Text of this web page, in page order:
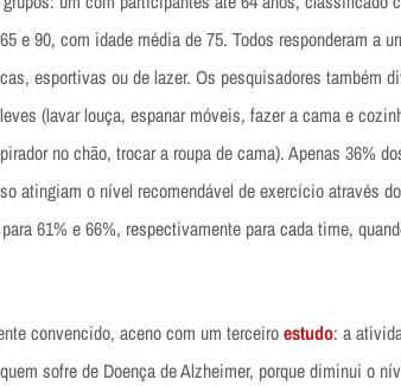
e 90, com idade média de 75. Todos responderam a
esportivas ou de lazer. Os pesquisadores também
(lavar louça, espanar móveis, fazer a cama e
no chão, trocar a roupa de cama). Apenas 36%
atingiam o nível recomendável de exercício através
61% e 66%, respectivamente para cada time,
convencido, aceno com um terceiroestudo: a
sofre de Doença de Alzheimer, porque diminui o